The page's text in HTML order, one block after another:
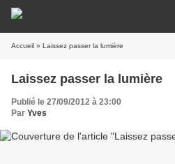
Accueil » Laissez passer la lumière
Laissez passer la lumière
Publié le 27/09/2012 à 23:00
Par Yves